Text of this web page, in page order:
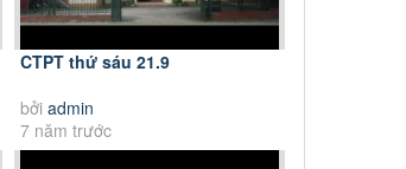
CTPT thứ sáu 21.9
bởi admin
7 năm trước